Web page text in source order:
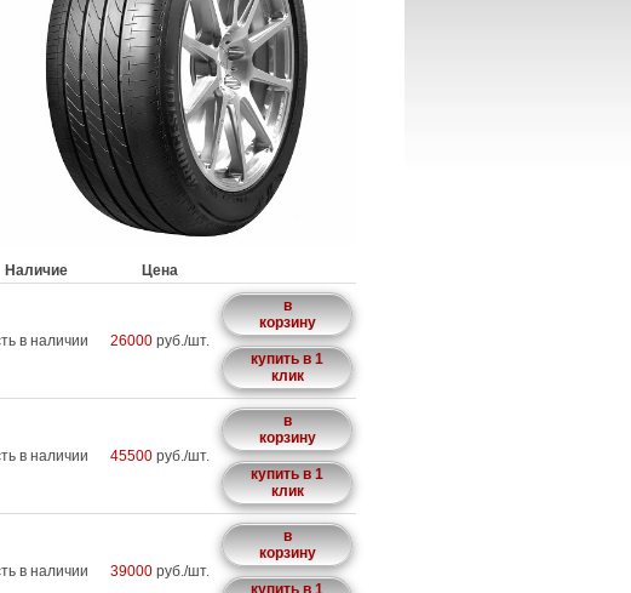
Наличие Цена
в наличии 26000 руб./шт.
в
корзину
купить в 1
клик
в наличии 45500 руб./шт.
в
корзину
купить в 1
клик
в наличии 39000 руб./шт.
в
корзину
купить в 1